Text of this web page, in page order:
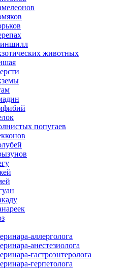
животных
попугаев
аллерголога
анестезиолога
гастроэнтеролога
герпетолога